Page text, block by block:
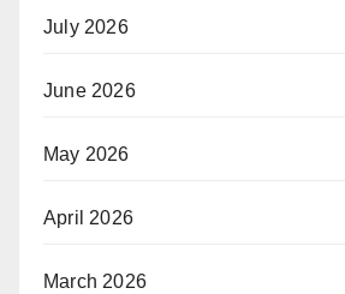
July 2026
June 2026
May 2026
April 2026
March 2026